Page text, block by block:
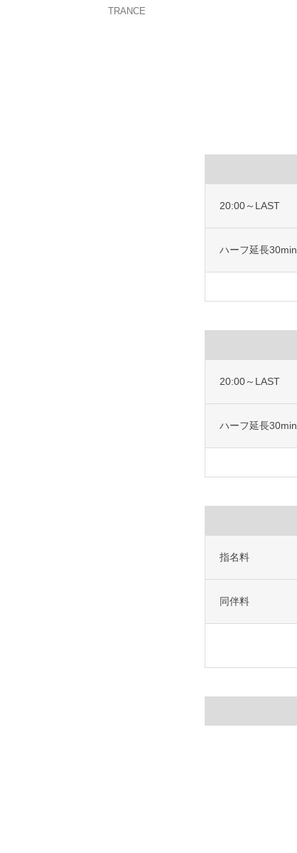
TRANCE
20:00～LAST
ハーフ延長30min
20:00～LAST
ハーフ延長30min
指名料
同伴料